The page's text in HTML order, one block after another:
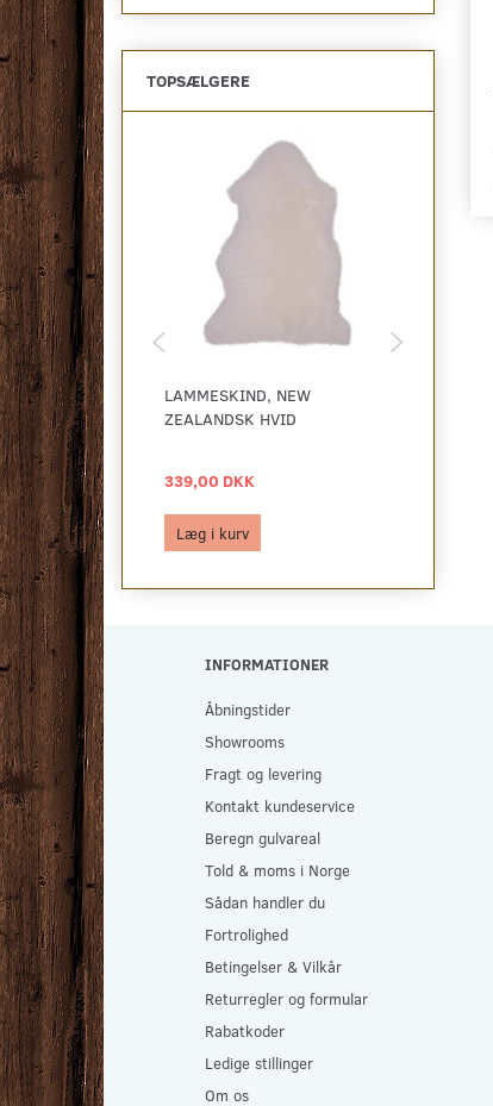
TOPSÆLGERE
LAMMESKIND, NEW
ZEALANDSK HVID
339,00 DKK
Læg i kurv
INFORMATIONER
Åbningstider
Showrooms
Fragt og levering
Kontakt kundeservice
Beregn gulvareal
Told & moms i Norge
Sådan handler du
Fortrolighed
Betingelser & Vilkår
Returregler og formular
Rabatkoder
Ledige stillinger
Om os